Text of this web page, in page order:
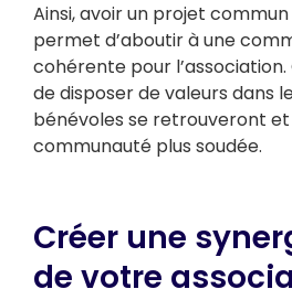
Ainsi, avoir un projet
permet d’aboutir à une
cohérente pour
de disposer de valeurs dans
bénévoles se retrouveront
communauté plus soudée.
Créer une
de votre